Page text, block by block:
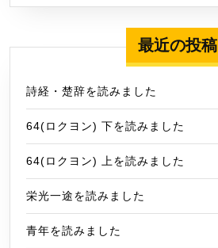
最近の投稿
詩経・楚辞を読みました
64(ロクヨン) 下を読みました
64(ロクヨン) 上を読みました
栄光一途を読みました
青年を読みました